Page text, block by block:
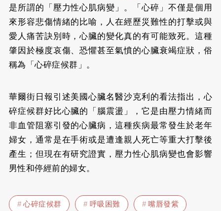
是所謂的「壓力性心肌病變」。「心碎」不僅是個用
來形容悲傷情緒的比喻，人在經歷災難性的打擊或與
愛人痛苦訣別時，心臟的變化真的有可能致死。這種
肇因於極度哀傷、恐懼甚至氣憤的心臟衰竭症狀，俗
稱為「心碎症候群」。
華爾街日報引述美國心臟名醫沙克利的看法指出，心
碎症候群好比心臟的「腦震盪」，它是由壓力情緒而
非血管阻塞引發的心臟病，這種疾病最常發生於老年
婦女，通常是在手術或是遭逢親人死亡等重大打擊後
產生；但現在有研究證實，壓力性心肌病變也會影響
男性和停經前的婦女。
心碎症候群 呼吸困難 嘴唇發紫